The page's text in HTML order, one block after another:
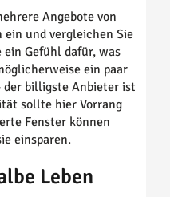
Angebote von
ein und vergleichen Sie
ein Gefühl dafür, was
ein paar
der billigste Anbieter ist
sollte hier Vorrang
Fenster können
einsparen.
Leben